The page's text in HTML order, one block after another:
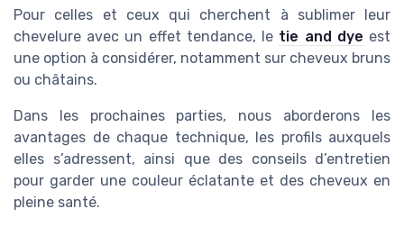
Pour celles et ceux qui cherchent à sublimer leur
chevelure avec un effet tendance, le tie and dye est
une option à considérer, notamment sur cheveux bruns
ou châtains.
Dans les prochaines parties, nous aborderons les
avantages de chaque technique, les profils auxquels
elles s’adressent, ainsi que des conseils d’entretien
pour garder une couleur éclatante et des cheveux en
pleine santé.